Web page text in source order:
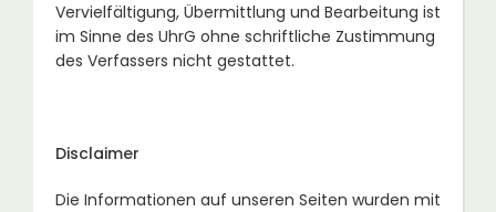
Vervielfältigung, Übermittlung und Bearbeitung ist
im Sinne des UhrG ohne schriftliche Zustimmung
des Verfassers nicht gestattet.
Disclaimer
Die Informationen auf unseren Seiten wurden mit